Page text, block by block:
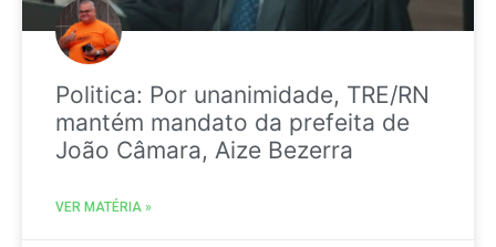
Politica: Por unanimidade, TRE/RN
mantém mandato da prefeita de
João Câmara, Aize Bezerra
VER MATÉRIA »